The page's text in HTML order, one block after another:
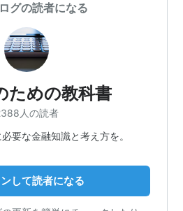
グの読者になる
ための教科書
人の読者
要な金融知識と考え方を。
して読者になる